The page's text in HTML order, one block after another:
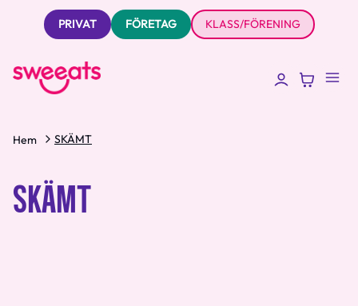
PRIVAT FÖRETAG KLASS/FÖRENING
Hem SKÄMT
SKÄMT